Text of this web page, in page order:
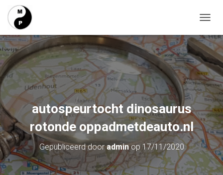
O
G
G
L
E
N
A
V
I
G
A
T
I
autospeurtocht dinosaurus
rotonde oppadmetdeauto.nl
Gepubliceerd dooradminop 17/11/2020